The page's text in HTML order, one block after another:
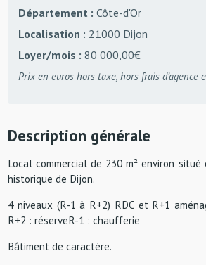
Département : Côte-d'Or
Localisation : 21000 Dijon
Loyer/mois : 80 000,00€
Prix en euros hors taxe, hors frais d’agence
Description générale
Local commercial de 230 m² environ situé
historique de Dijon.
4 niveaux (R-1 à R+2) RDC et R+1
R+2 : réserveR-1 : chaufferie
Bâtiment de caractère.